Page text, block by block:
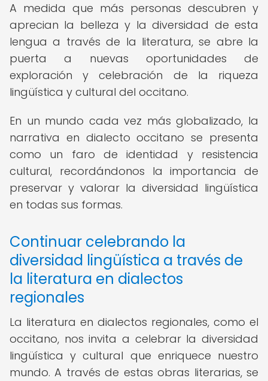
A medida que más personas descubren y
aprecian la belleza y la diversidad de esta
lengua a través de la literatura, se abre la
puerta a nuevas oportunidades de
exploración y celebración de la riqueza
lingüística y cultural del occitano.
En un mundo cada vez más globalizado, la
narrativa en dialecto occitano se presenta
como un faro de identidad y resistencia
cultural, recordándonos la importancia de
preservar y valorar la diversidad lingüística
en todas sus formas.
Continuar celebrando la
diversidad lingüística a través de
la literatura en dialectos
regionales
La literatura en dialectos regionales, como el
occitano, nos invita a celebrar la diversidad
lingüística y cultural que enriquece nuestro
mundo. A través de estas obras literarias, se